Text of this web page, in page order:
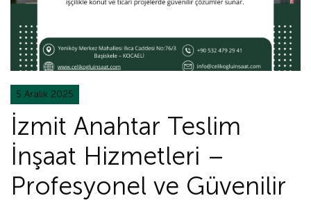
5 Aralık 2025
İzmit Anahtar Teslim
İnşaat Hizmetleri –
Profesyonel ve Güvenilir